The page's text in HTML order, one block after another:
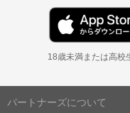
18歳未満または高校
パートナーズについて